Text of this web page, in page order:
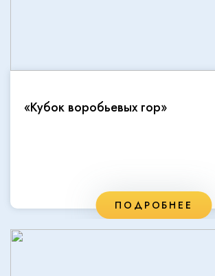
«Кубок воробьевых гор»
ПОДРОБНЕЕ